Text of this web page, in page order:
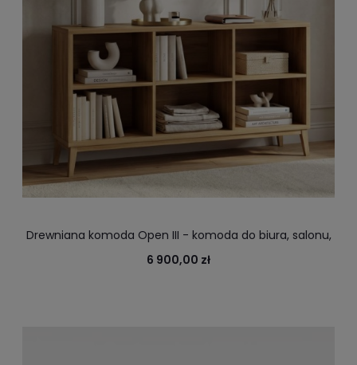
Drewniana komoda Open III - komoda do biura, salonu,
gabinetu
6 900,00 zł